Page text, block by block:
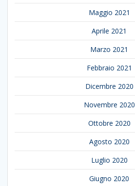
Maggio 2021
Aprile 2021
Marzo 2021
Febbraio 2021
Dicembre 2020
Novembre 2020
Ottobre 2020
Agosto 2020
Luglio 2020
Giugno 2020